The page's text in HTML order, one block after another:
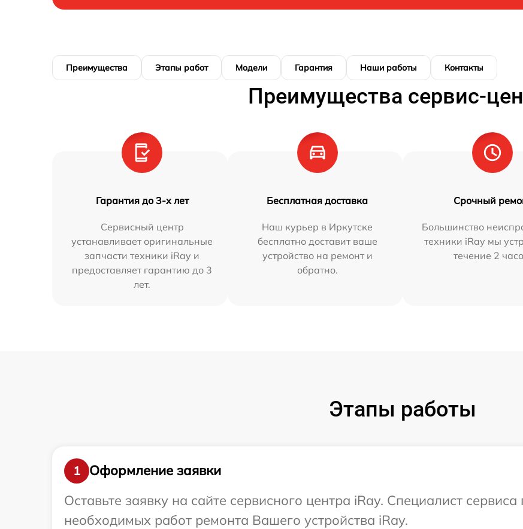
Преимущества Этапы работ Модели Гарантия Наши работы Контакты
Преимущества сервис-
Гарантия до 3-х лет
Сервисный центр
устанавливает оригинальные
запчасти техники iRay и
предоставляет гарантию до 3
лет.
Бесплатная доставка
Наш курьер в Иркутске
бесплатно доставит ваше
устройство на ремонт и
обратно.
Срочный
Большинство
техники iRay мы
течение 2
Этапы работы
1
Оформление заявки
Оставьте заявку на сайте сервисного центра iRay. Специалист
необходимых работ ремонта Вашего устройства iRay.